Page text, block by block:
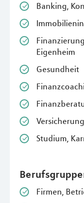
Banking,
Eigenheim
Gesundheit
Versicherung
Studium,
Firmen,